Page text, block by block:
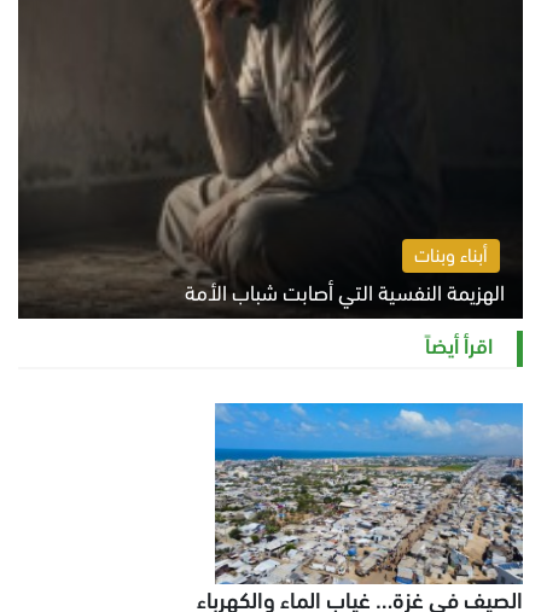
أبناء وبنات
الهزيمة النفسية التي أصابت شباب الأمة
الخميس 6 أغسطس 2026 11:12 ص
اقرأ أيضاً
الصيف في غزة… غياب الماء والكهرباء